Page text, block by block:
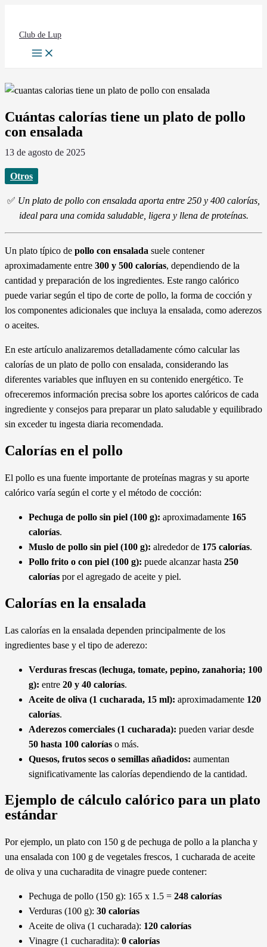
contenido
Club de Lup
Cuántas calorías tiene un plato de pollo
con ensalada
13 de agosto de 2025
Otros
✅ Un plato de pollo con ensalada aporta entre 250 y 400 calorías,
ideal para una comida saludable, ligera y llena de proteínas.
Un plato típico de pollo con ensalada suele contener
aproximadamente entre 300 y 500 calorías, dependiendo de la
cantidad y preparación de los ingredientes. Este rango calórico
puede variar según el tipo de corte de pollo, la forma de cocción y
los componentes adicionales que incluya la ensalada, como aderezos
o aceites.
En este artículo analizaremos detalladamente cómo calcular las
calorías de un plato de pollo con ensalada, considerando las
diferentes variables que influyen en su contenido energético. Te
ofreceremos información precisa sobre los aportes calóricos de cada
ingrediente y consejos para preparar un plato saludable y equilibrado
sin exceder tu ingesta diaria recomendada.
Calorías en el pollo
El pollo es una fuente importante de proteínas magras y su aporte
calórico varía según el corte y el método de cocción:
Pechuga de pollo sin piel (100 g): aproximadamente 165
calorías.
Muslo de pollo sin piel (100 g): alrededor de 175 calorías.
Pollo frito o con piel (100 g): puede alcanzar hasta 250
calorías por el agregado de aceite y piel.
Calorías en la ensalada
Las calorías en la ensalada dependen principalmente de los
ingredientes base y el tipo de aderezo:
Verduras frescas (lechuga, tomate, pepino, zanahoria; 100
g): entre 20 y 40 calorías.
Aceite de oliva (1 cucharada, 15 ml): aproximadamente 120
calorías.
Aderezos comerciales (1 cucharada): pueden variar desde
50 hasta 100 calorías o más.
Quesos, frutos secos o semillas añadidos: aumentan
significativamente las calorías dependiendo de la cantidad.
Ejemplo de cálculo calórico para un plato
estándar
Por ejemplo, un plato con 150 g de pechuga de pollo a la plancha y
una ensalada con 100 g de vegetales frescos, 1 cucharada de aceite
de oliva y una cucharadita de vinagre puede contener:
Pechuga de pollo (150 g): 165 x 1.5 = 248 calorías
Verduras (100 g): 30 calorías
Aceite de oliva (1 cucharada): 120 calorías
Vinagre (1 cucharadita): 0 calorías